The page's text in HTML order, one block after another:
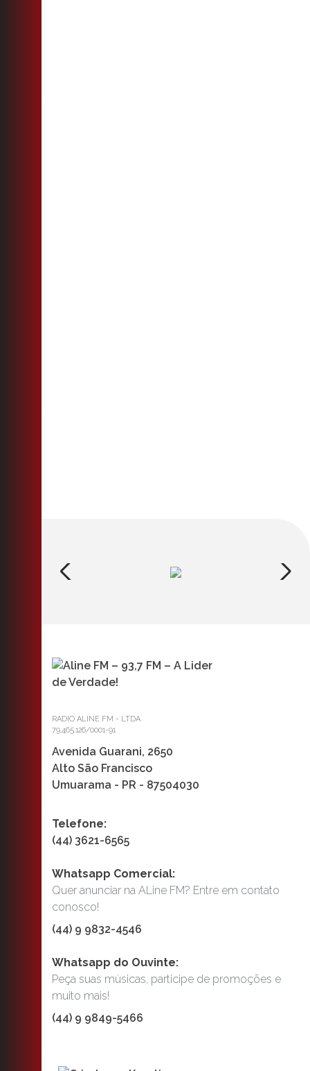
RADIO ALINE FM - LTDA
79.465.126/0001-91
Avenida Guarani, 2650
Alto São Francisco
Umuarama - PR - 87504030
Telefone:
(44) 3621-6565
Whatsapp Comercial:
Quer anunciar na ALine FM? Entre em contato
conosco!
(44) 9 9832-4546
Whatsapp do Ouvinte:
Peça suas músicas, participe de promoções e
muito mais!
(44) 9 9849-5466